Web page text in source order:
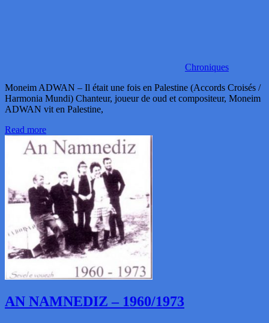
Chroniques
Moneim ADWAN – Il était une fois en Palestine (Accords Croisés /
Harmonia Mundi) Chanteur, joueur de oud et compositeur, Moneim
ADWAN vit en Palestine,
Read more
AN NAMNEDIZ – 1960/1973